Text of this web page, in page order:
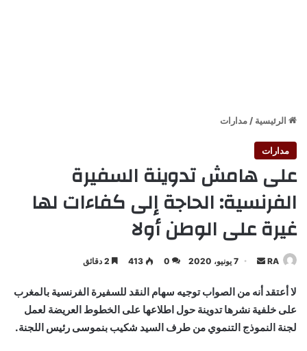
الرئيسية / مدارات
مدارات
على هامش تدوينة السفيرة
الفرنسية: الحاجة إلى كفاءات لها
غيرة على الوطن أولا
RA
أرسل
إلكترونيا
7 يونيو، 2020 0
413
لا أعتقد أنه من الصواب توجيه سهام النقد للسفيرة الفرنسية بالمغرب
على خلفية نشرها تدوينة حول اطلاعها على الخطوط العريضة لعمل
لجنة النموذج التنموي من طرف السيد شكيب بنموسى رئيس اللجنة.